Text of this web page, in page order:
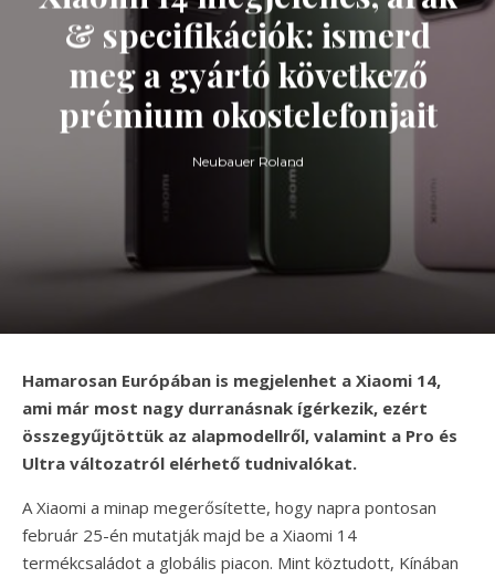
& specifikációk: ismerd
meg a gyártó következő
prémium okostelefonjait
Neubauer Roland
Hamarosan Európában is megjelenhet a Xiaomi 14,
ami már most nagy durranásnak ígérkezik, ezért
összegyűjtöttük az alapmodellről, valamint a Pro és
Ultra változatról elérhető tudnivalókat.
A Xiaomi a minap megerősítette, hogy napra pontosan
február 25-én mutatják majd be a Xiaomi 14
termékcsaládot a globális piacon. Mint köztudott, Kínában